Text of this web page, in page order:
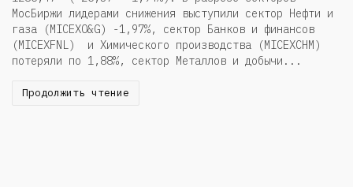
МосБиржи лидерами снижения выступили сектор Нефти и
газа (MICEXO&G) -1,97%, сектор Банков и финансов
(MICEXFNL) и Химического производства (MICEXCHM)
потеряли по 1,88%, сектор Металлов и добычи...
Продолжить чтение